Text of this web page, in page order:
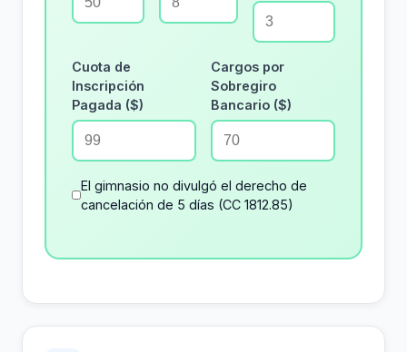
Cuota de
Inscripción
Pagada ($)
Cargos por
Sobregiro
Bancario ($)
El gimnasio no divulgó el derecho de
cancelación de 5 días (CC 1812.85)